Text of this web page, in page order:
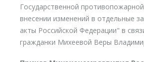
Государственной
внесении изменений в отдельные
акты Российской Федерации" в
гражданки Михеевой Веры